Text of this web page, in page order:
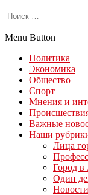
Menu Button
Политика
Экономика
Общество
Спорт
Мнения и
Важные
Наши
Лица
Город в
Один